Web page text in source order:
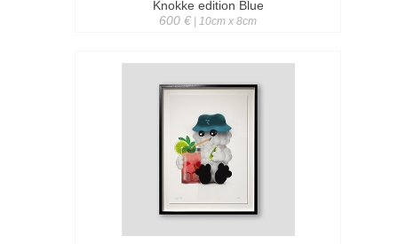
Knokke edition Blue
600 € | 10cm x 8cm